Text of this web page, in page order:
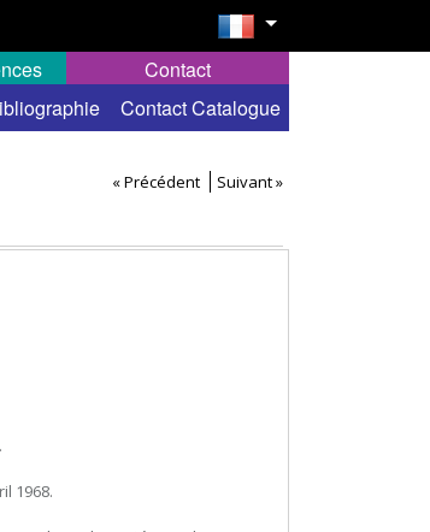
Contact Catalogue
Contact
« Précédent Suivant »
1968.